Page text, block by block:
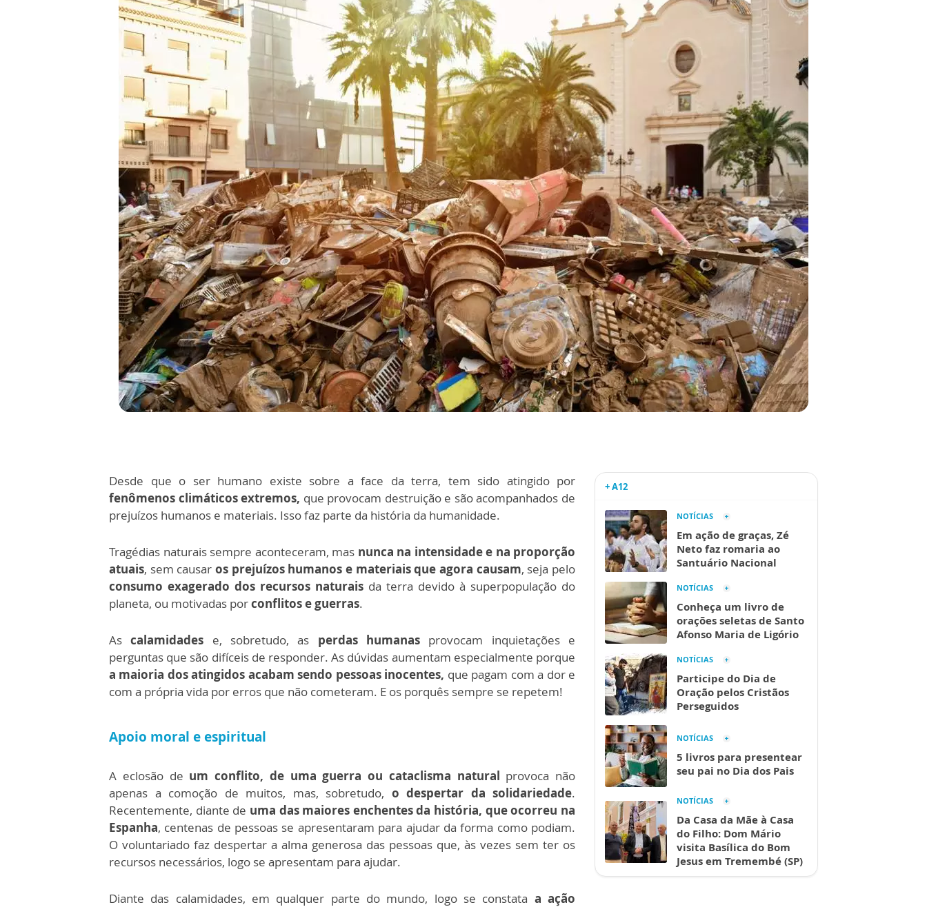
Desde que o ser humano existe sobre a face da terra, tem sido atingido por
fenômenos climáticos extremos, que provocam destruição e são acompanhados de
prejuízos humanos e materiais. Isso faz parte da história da humanidade.
Tragédias naturais sempre aconteceram, mas nunca na intensidade e na proporção
atuais, sem causar os prejuízos humanos e materiais que agora causam, seja pelo
consumo exagerado dos recursos naturais da terra devido à superpopulação do
planeta, ou motivadas porconflitos e guerras.
Ascalamidades e, sobretudo, as perdas humanas provocam inquietações e
perguntas que são difíceis de responder. As dúvidas aumentam especialmente porque
a maioria dos atingidos acabam sendo pessoas inocentes, que pagam com a dor e
com a própria vida por erros que não cometeram. E os porquês sempre se repetem!
Apoio moral e espiritual
A eclosão de um conflito, de uma guerra ou cataclisma natural provoca não
apenas a comoção de muitos, mas, sobretudo, o despertar da solidariedade.
Recentemente, diante de uma das maiores enchentes da história, que ocorreu na
Espanha, centenas de pessoas se apresentaram para ajudar da forma como podiam.
O voluntariado faz despertar a alma generosa das pessoas que, às vezes sem ter os
recursos necessários, logo se apresentam para ajudar.
Diante das calamidades, em qualquer parte do mundo, logo se constata a ação
+ A12
NOTÍCIAS
Em ação de graças, Zé
Neto faz romaria ao
Santuário Nacional
NOTÍCIAS
Conheça um livro de
orações seletas de Santo
Afonso Maria de Ligório
NOTÍCIAS
Participe do Dia de
Oração pelos Cristãos
Perseguidos
NOTÍCIAS
5 livros para presentear
seu pai no Dia dos Pais
NOTÍCIAS
Da Casa da Mãe à Casa
do Filho: Dom Mário
visita Basílica do Bom
Jesus em Tremembé (SP)